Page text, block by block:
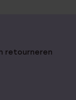
retourneren